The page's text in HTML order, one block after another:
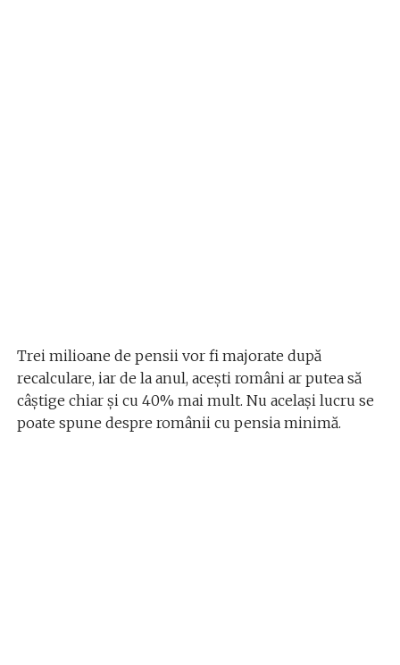
Trei milioane de pensii vor fi majorate după
recalculare, iar de la anul, aceşti români ar putea să
câștige chiar și cu 40% mai mult. Nu acelaşi lucru se
poate spune despre românii cu pensia minimă.